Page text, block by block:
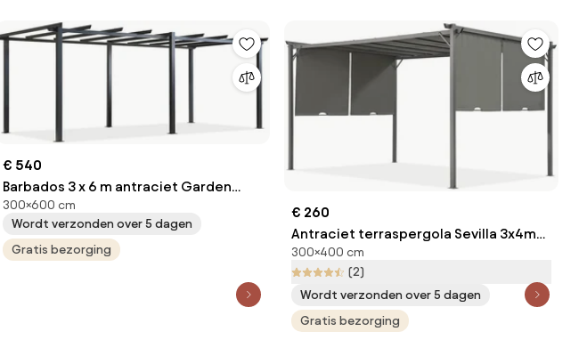
€ 540
Barbados 3 x 6 m antraciet Garden
Point metalen terras pergola frame
300×600 cm
Wordt verzonden over 5 dagen
Gratis bezorging
€ 260
Antraciet terraspergola Sevilla 3x4m
Garden Point
300×400 cm
(2)
Wordt verzonden over 5 dagen
Gratis bezorging